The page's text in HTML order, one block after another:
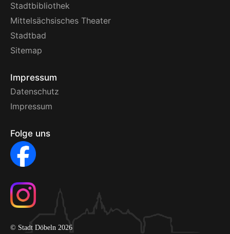
Stadtbibliothek
Mittelsächsisches Theater
Stadtbad
Sitemap
Impressum
Datenschutz
Impressum
Folge uns
© Stadt Döbeln 2026